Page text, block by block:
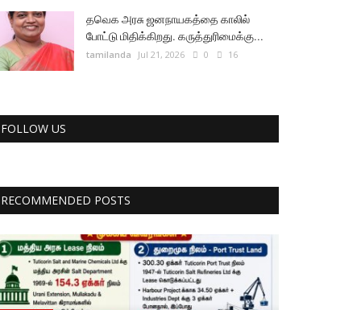
தவெக அரசு ஜனநாயகத்தை காலில்
போட்டு மிதிக்கிறது. கருத்துரிமைக்கு...
tamilanda Jul 21, 2026 0 16
FOLLOW US
RECOMMENDED POSTS